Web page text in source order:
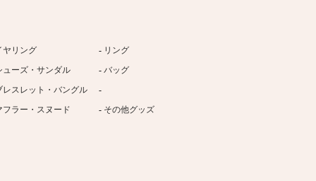
ヤリング
リング
ューズ・サンダル
バッグ
レスレット・バングル
フラー・スヌード
その他グッズ